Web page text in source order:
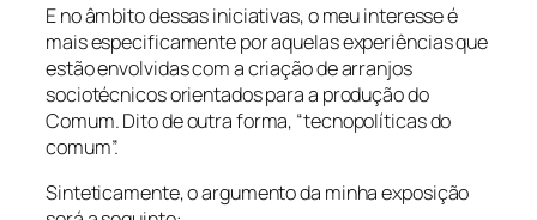
E no âmbito dessas iniciativas, o meu interesse é
mais especificamente por aquelas experiências que
estão envolvidas com a criação de arranjos
sociotécnicos orientados para a produção do
Comum. Dito de outra forma, “tecnopolíticas do
comum”.
Sinteticamente, o argumento da minha exposição